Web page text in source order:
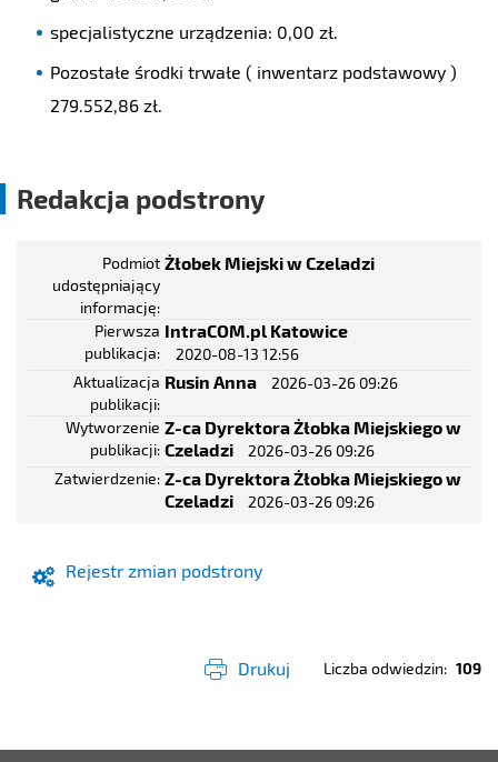
specjalistyczne urządzenia: 0,00 zł.
Pozostałe środki trwałe ( inwentarz podstawowy )
279.552,86 zł.
Redakcja podstrony
Podmiot
udostępniający
informację
Żłobek Miejski w Czeladzi
Pierwsza
publikacja
IntraCOM.pl Katowice
2020-08-13 12:56
Aktualizacja
publikacji
Rusin Anna 2026-03-26 09:26
Wytworzenie
publikacji
Z-ca Dyrektora Żłobka Miejskiego w
Czeladzi
2026-03-26 09:26
Zatwierdzenie Z-ca Dyrektora Żłobka Miejskiego w
Czeladzi
2026-03-26 09:26
Rejestr zmian podstrony
Drukuj Liczba odwiedzin 109